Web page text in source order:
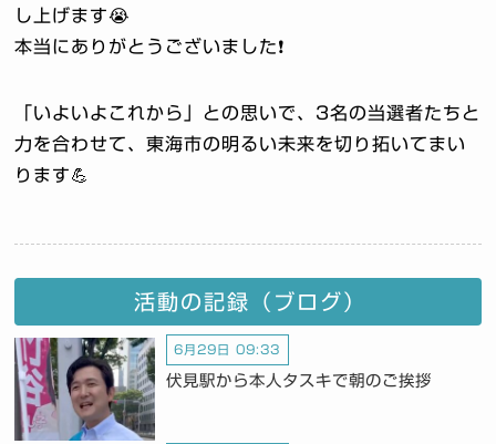
し上げます😭
本当にありがとうございました❗️
「いよいよこれから」との思いで、3名の当選者たちと
力を合わせて、東海市の明るい未来を切り拓いてまい
ります💪
活動の記録（ブログ）
6月29日 09:33
伏見駅から本人タスキで朝のご挨拶